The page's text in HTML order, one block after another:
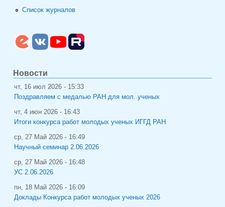
Список журналов
Новости
чт, 16 июл 2026 - 15:33
Поздравляем с медалью РАН для мол. ученых
чт, 4 июн 2026 - 16:43
Итоги конкурса работ молодых ученых ИГГД РАН
ср, 27 Май 2026 - 16:49
Научный семинар 2.06.2026
ср, 27 Май 2026 - 16:48
УС 2.06.2026
пн, 18 Май 2026 - 16:09
Доклады Конкурса работ молодых ученых 2026